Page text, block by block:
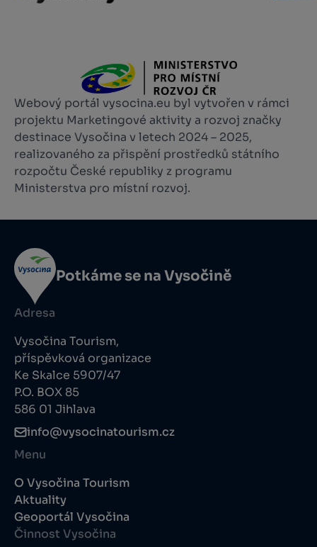
Webový portál vysocina.eu byl vytvořen v rámci
projektu Marketingové aktivity a rozvoj značky
destinace Vysočina v letech 2024 – 2025,
realizovaného za přispění prostředků státního
rozpočtu České republiky z programu
Ministerstva pro místní rozvoj.
Potkáme se na Vysočině
Adresa
Vysočina Tourism,
příspěvková organizace
Ke Skalce 5907/47
P.O. BOX 85
586 01 Jihlava
info@vysocinatourism.cz
Menu
O Vysočina Tourism
Aktuality
Geoportál Vysočina
Činnost Vysočina